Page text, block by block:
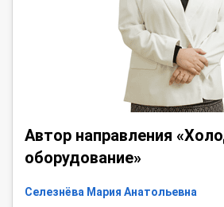
Автор направления
оборудование»
Селезнёва Мария Анатольевна